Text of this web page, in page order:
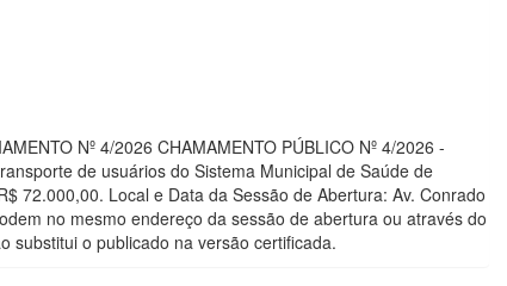
Nº 4/2026 CHAMAMENTO PÚBLICO Nº 4/2026 -
de usuários do Sistema Municipal de Saúde de
72.000,00. Local e Data da Sessão de Abertura: Av. Conrado
no mesmo endereço da sessão de abertura ou através do
substitui o publicado na versão certificada.